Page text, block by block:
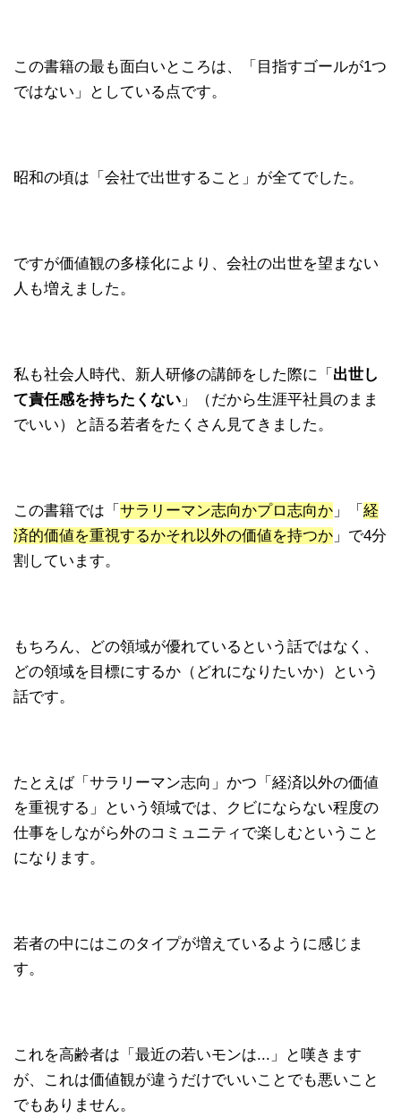
この書籍の最も面白いところは、「目指すゴールが1つ
ではない」としている点です。
昭和の頃は「会社で出世すること」が全てでした。
ですが価値観の多様化により、会社の出世を望まない
人も増えました。
私も社会人時代、新人研修の講師をした際に「 出世し
て責任感を持ちたくない 」（だから生涯平社員のまま
でいい）と語る若者をたくさん見てきました。
この書籍では「 サラリーマン志向かプロ志向か 」「 経
済的価値を重視するかそれ以外の価値を持つか 」で4分
割しています。
もちろん、どの領域が優れているという話ではなく、
どの領域を目標にするか（どれになりたいか）という
話です。
たとえば「サラリーマン志向」かつ「経済以外の価値
を重視する」という領域では、クビにならない程度の
仕事をしながら外のコミュニティで楽しむということ
になります。
若者の中にはこのタイプが増えているように感じま
す。
これを高齢者は「最近の若いモンは...」と嘆きます
が、これは価値観が違うだけでいいことでも悪いこと
でもありません。